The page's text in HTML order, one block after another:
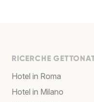
RICERCHE
Hotel in Roma
Hotel in Milano